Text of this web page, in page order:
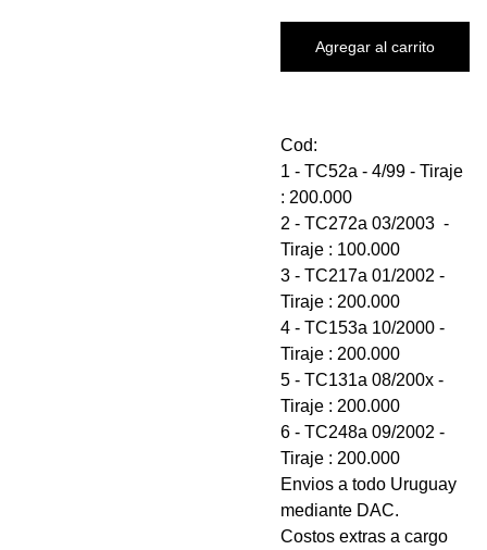
Agregar al carrito
Cod:
1 - TC52a - 4/99 - Tiraje
: 200.000
2 - TC272a 03/2003 -
Tiraje : 100.000
3 - TC217a 01/2002 -
Tiraje : 200.000
4 - TC153a 10/2000 -
Tiraje : 200.000
5 - TC131a 08/200x -
Tiraje : 200.000
6 - TC248a 09/2002 -
Tiraje : 200.000
Envios a todo Uruguay
mediante DAC.
Costos extras a cargo